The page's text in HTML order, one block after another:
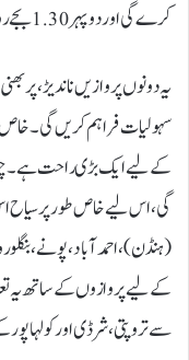
کرے گی اور دوپہر 1.30 بجے روانہ ہوگی اور 2.40 بجے گوا پہنچے گی۔
یہ دونوں پروازیں ناندیڑ،
سہولیات فراہم کریں گی۔ خاص
کے لیے ایک بڑی راحت ہے۔
گی، اس لیے خاص طور پر
سے تروپتی، شرڈی اور